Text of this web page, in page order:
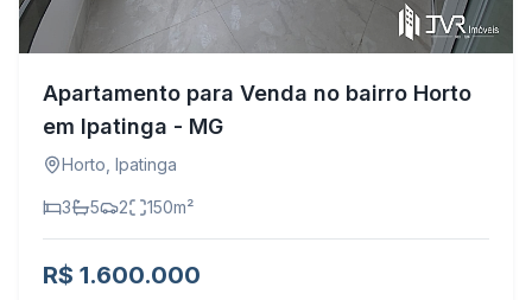
Apartamento para Venda no bairro Horto
em Ipatinga - MG
Horto Ipatinga
3 5 2 150m²
R$ 1.600.000